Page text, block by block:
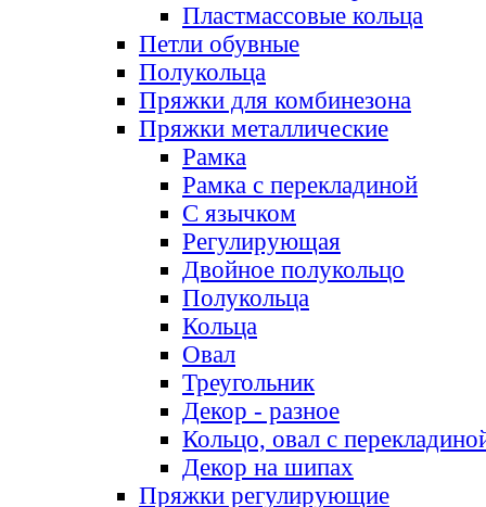
Пластмассовые кольца
Петли обувные
Полукольца
Пряжки для комбинезона
Пряжки металлические
Рамка
Рамка с перекладиной
С язычком
Регулирующая
Двойное полукольцо
Полукольца
Кольца
Овал
Треугольник
Декор - разное
Кольцо, овал с
Декор на шипах
Пряжки регулирующие